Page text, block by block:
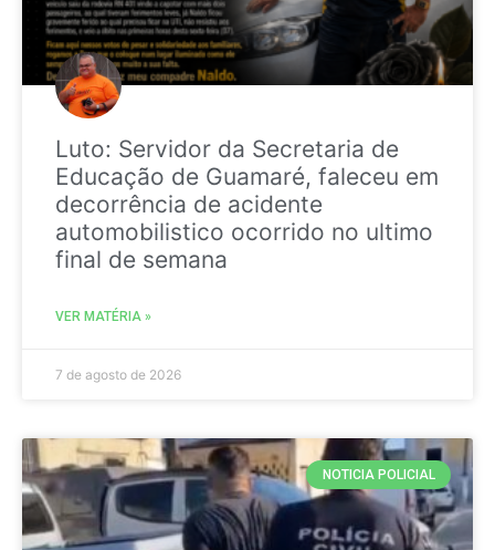
Luto: Servidor da Secretaria de
Educação de Guamaré, faleceu em
decorrência de acidente
automobilistico ocorrido no ultimo
final de semana
VER MATÉRIA »
7 de agosto de 2026
NOTICIA POLICIAL